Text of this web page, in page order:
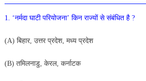
1. ‘नर्मदा घाटी परियोजना’ किन राज्यों से संबंधित है ?
(A) बिहार, उत्तर प्रदेश, मध्य प्रदेश
(B) तमिलनाडु, केरल, कर्नाटक